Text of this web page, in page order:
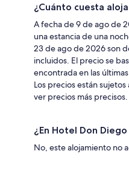
¿Cuánto cuesta
A fecha de 9 de ago de
una estancia de una
23 de ago de 2026 son
incluidos. El precio se
encontrada en las
Los precios están sujetos
ver precios más precisos.
¿En Hotel Don
No, este alojamiento no